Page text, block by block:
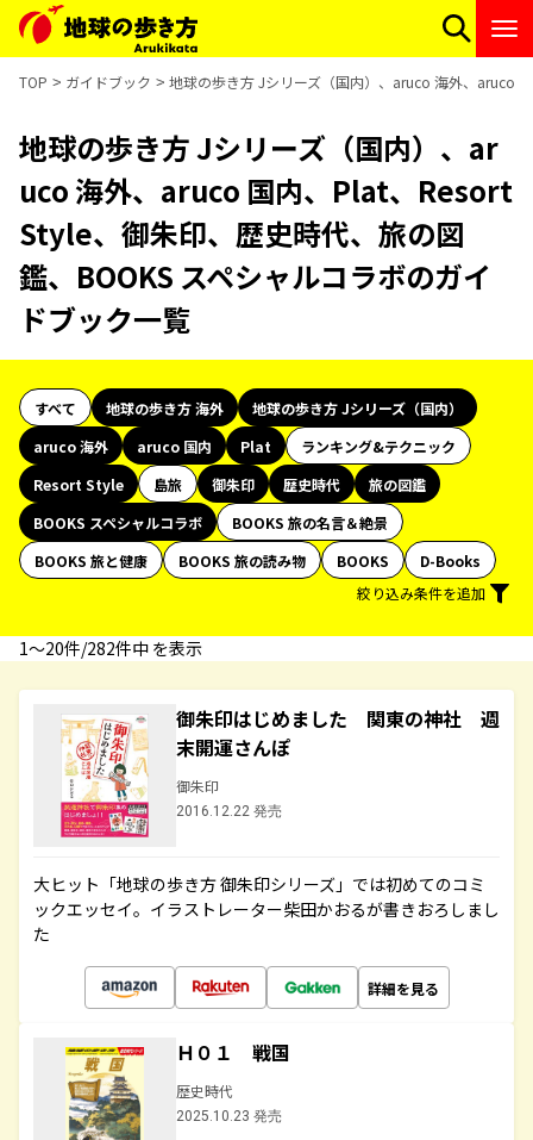
TOP ガイドブック 地球の歩き方 Jシリーズ（国内）、aruco 海外、aruco
地球の歩き方 Jシリーズ（国内）、ar
uco 海外、aruco 国内、Plat、Resort
Style、御朱印、歴史時代、旅の図
鑑、BOOKS スペシャルコラボのガイ
ドブック一覧
すべて 地球の歩き方 海外
地球の歩き方 Jシリーズ（国内）
aruco 海外
aruco 国内 Plat
ランキング&テクニック
Resort Style
島旅 御朱印 歴史時代
旅の図鑑
BOOKS スペシャルコラボ
BOOKS 旅の名言＆絶景
BOOKS 旅と健康
BOOKS 旅の読み物 BOOKS
D-Books
絞り込み条件を追加
1〜20件/282件中 を表示
御朱印はじめました 関東の神社 週
末開運さんぽ
御朱印
2016.12.22 発売
大ヒット「地球の歩き方 御朱印シリーズ」では初めてのコミ
ックエッセイ。イラストレーター柴田かおるが書きおろしまし
た
詳細を見る
Ｈ０１ 戦国
歴史時代
2025.10.23 発売